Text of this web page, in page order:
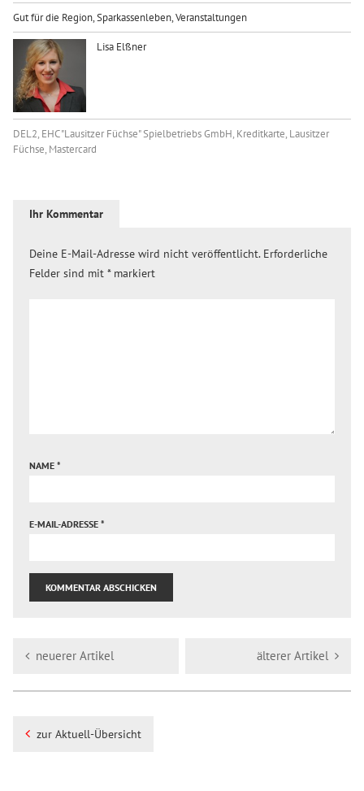
Gut für die Region,Sparkassenleben,Veranstaltungen
Lisa Elßner
DEL2, EHC "Lausitzer Füchse" Spielbetriebs GmbH, Kreditkarte, Lausitzer
Füchse, Mastercard
Ihr Kommentar
Deine E-Mail-Adresse wird nicht veröffentlicht. Erforderliche
Felder sind mit *markiert
NAME *
E-MAIL-ADRESSE *
neuerer Artikel älterer Artikel
zur Aktuell-Übersicht